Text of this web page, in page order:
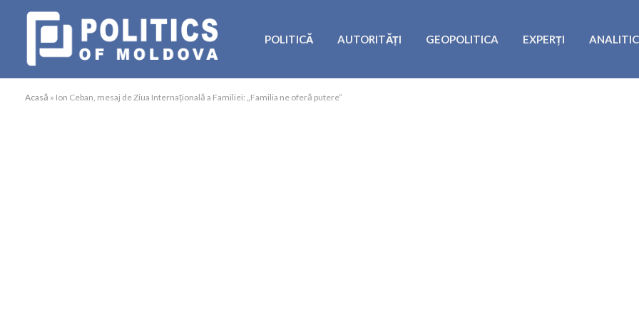
POLITICĂ AUTORITĂȚI GEOPOLITICA EXPERȚI
Acasă » Ion Ceban, mesaj de Ziua Internațională a Familiei: „Familia ne oferă putere”